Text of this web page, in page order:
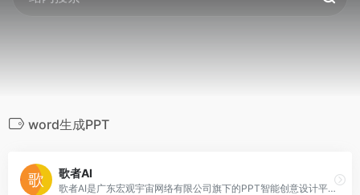
word生成PPT
歌者AI
歌者AI是广东宏观宇宙网络有限公司旗下的PPT智能创意设计平台。歌者AI通过先进的人工智能技术为您生成适合、优质且独特的PPT，让您的演示更加专业和引人入胜。